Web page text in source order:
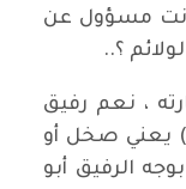
أنت مسؤول عن
؟..
، نعم رفيق
) يعني صخل أو
الرفيق أبو